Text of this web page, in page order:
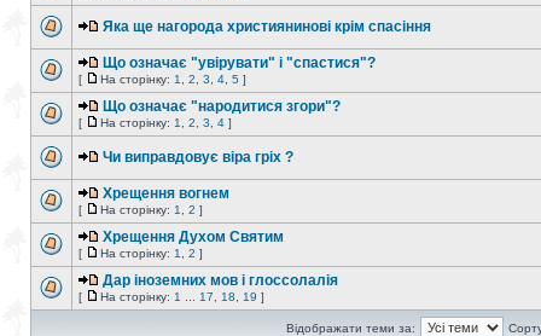
Яка ще нагорода християнинові крім спасіння
Що означає "увірувати" і "спастися"?
[ На сторінку: 1 2 3 4 5 ]
Що означає "народитися згори"?
[ На сторінку: 1 2 3 4 ]
Чи виправдовує віра гріх ?
Хрещення вогнем
[ На сторінку: 1 2 ]
Хрещення Духом Святим
[ На сторінку: 1 2 ]
Дар іноземних мов і глоссолалія
[ На сторінку: 1 17 18 19 ]
Відображати теми за: